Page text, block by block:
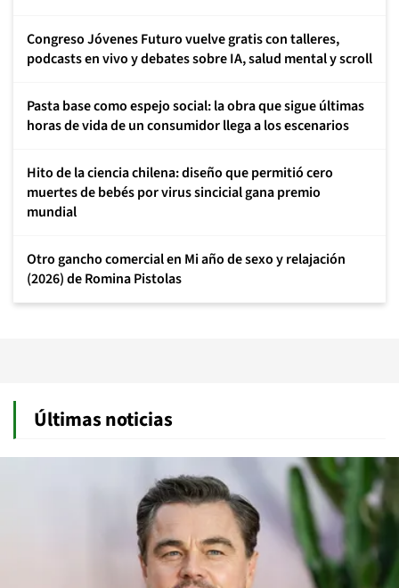
Congreso Jóvenes Futuro vuelve gratis con talleres,
podcasts en vivo y debates sobre IA, salud mental y scroll
Pasta base como espejo social: la obra que sigue últimas
horas de vida de un consumidor llega a los escenarios
Hito de la ciencia chilena: diseño que permitió cero
muertes de bebés por virus sincicial gana premio
mundial
Otro gancho comercial en Mi año de sexo y relajación
(2026) de Romina Pistolas
Últimas noticias